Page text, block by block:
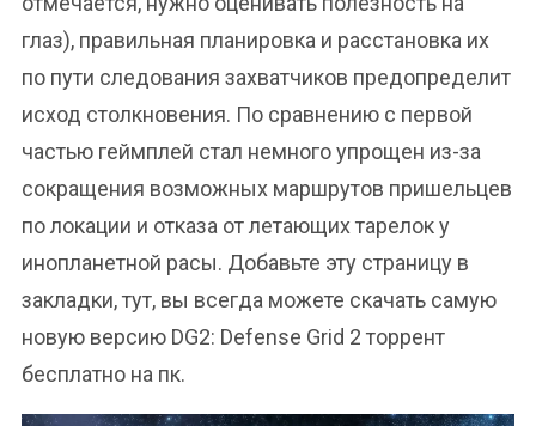
глаз), правильная планировка и расстановка их
по пути следования захватчиков предопределит
исход столкновения. По сравнению с первой
частью геймплей стал немного упрощен из-за
сокращения возможных маршрутов пришельцев
по локации и отказа от летающих тарелок у
инопланетной расы. Добавьте эту страницу в
закладки, тут, вы всегда можете скачать самую
новую версию DG2: Defense Grid 2 торрент
бесплатно на пк.